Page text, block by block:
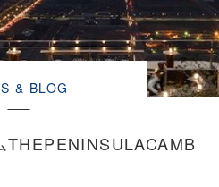
& BLOG
THEPENINSULACAMB